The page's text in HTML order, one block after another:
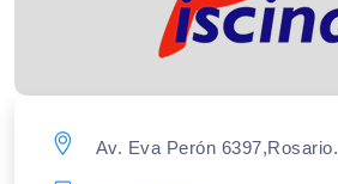
Av. Eva Perón 6397,Rosario.